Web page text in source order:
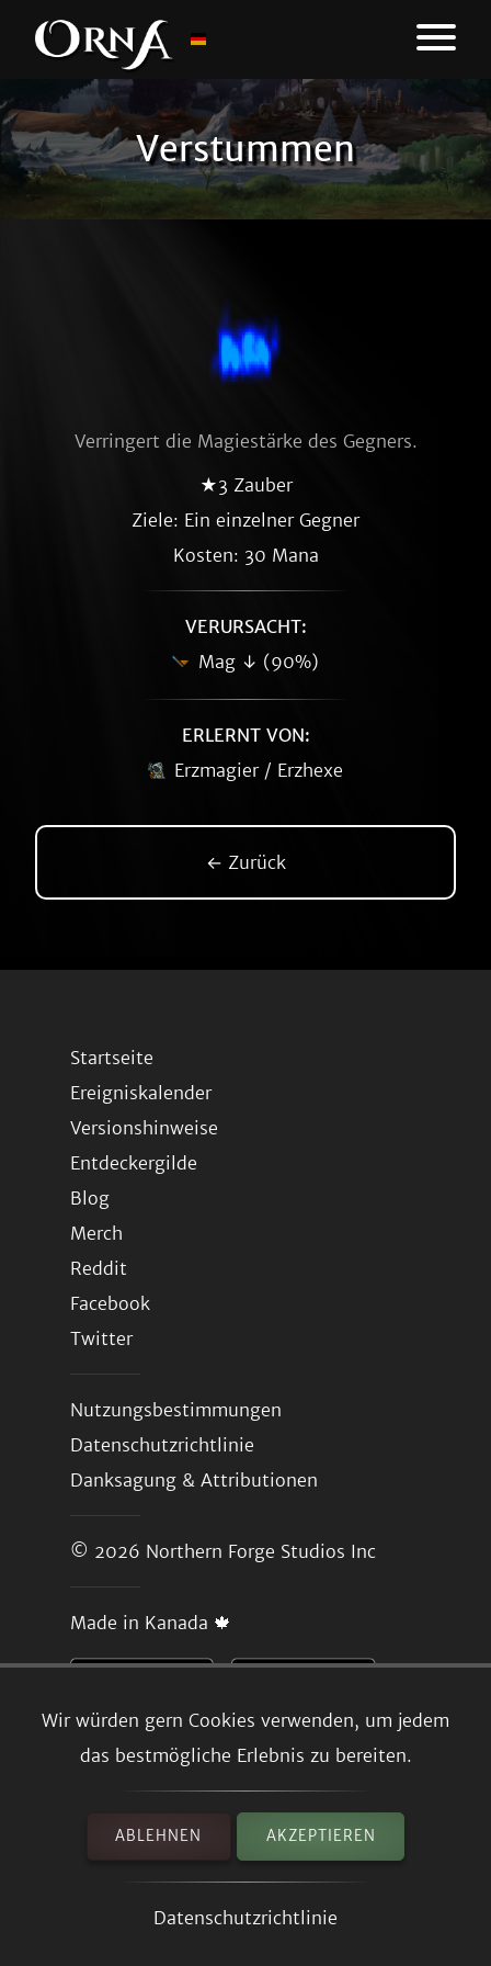
Verstummen
Wir würden gern Cookies verwenden, um jedem
das bestmögliche Erlebnis zu bereiten.
ABLEHNEN AKZEPTIEREN
Datenschutzrichtlinie
Verringert die Magiestärke des Gegners.
★3 Zauber
Ziele: Ein einzelner Gegner
Kosten: 30 Mana
VERURSACHT:
Mag ↓ (90%)
ERLERNT VON:
Erzmagier / Erzhexe
← Zurück
Startseite
Ereigniskalender
Versionshinweise
Entdeckergilde
Blog
Merch
Reddit
Facebook
Twitter
Nutzungsbestimmungen
Datenschutzrichtlinie
Danksagung & Attributionen
© 2026 Northern Forge Studios Inc
Made in Kanada 🍁